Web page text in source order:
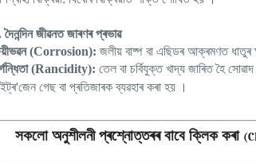
জীৱনত জাৰণৰ প্ৰভাৱ
(Corrosion): জলীয় বাষ্প বা এছিডৰ আক্ৰমণত ধাতুৰ
(Rancidity): তেল বা চৰ্বিযুক্ত খাদ্য জাৰিত হৈ
'জেন গেছ বা প্ৰতিজাৰক ব্যৱহাৰ কৰা হয় ।
সকলো অনুশীলনী প্ৰশ্নোত্তৰৰ বাবে ক্লিক কৰা